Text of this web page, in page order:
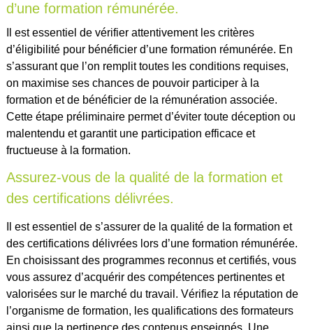
d’une formation rémunérée.
Il est essentiel de vérifier attentivement les critères
d’éligibilité pour bénéficier d’une formation rémunérée. En
s’assurant que l’on remplit toutes les conditions requises,
on maximise ses chances de pouvoir participer à la
formation et de bénéficier de la rémunération associée.
Cette étape préliminaire permet d’éviter toute déception ou
malentendu et garantit une participation efficace et
fructueuse à la formation.
Assurez-vous de la qualité de la formation et
des certifications délivrées.
Il est essentiel de s’assurer de la qualité de la formation et
des certifications délivrées lors d’une formation rémunérée.
En choisissant des programmes reconnus et certifiés, vous
vous assurez d’acquérir des compétences pertinentes et
valorisées sur le marché du travail. Vérifiez la réputation de
l’organisme de formation, les qualifications des formateurs